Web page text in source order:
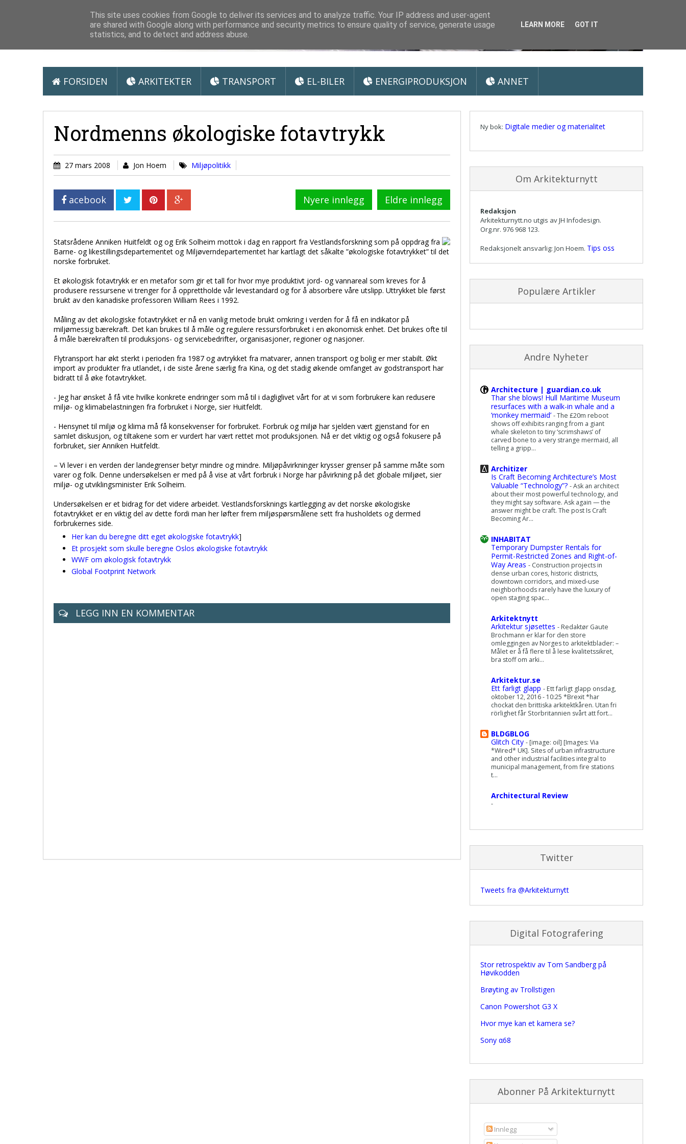
Arkitektur & Miljøteknologi
FORSIDEN ARKITEKTER TRANSPORT EL-BILER ENERGIPRODUKSJON ANNET
Nordmenns økologiske fotavtrykk
27 mars 2008 Jon Hoem Miljøpolitikk
acebook Nyere innlegg Eldre innlegg
Statsrådene Anniken Huitfeldt og og Erik Solheim mottok i dag en rapport fra Vestlandsforskning som på oppdrag fra
Barne- og likestillingsdepartementet og Miljøverndepartementet har kartlagt det såkalte ”økologiske fotavtrykket” til det
norske forbruket.
Et økologisk fotavtrykk er en metafor som gir et tall for hvor mye produktivt jord- og vannareal som kreves for å
produsere ressursene vi trenger for å opprettholde vår levestandard og for å absorbere våre utslipp. Uttrykket ble først
brukt av den kanadiske professoren William Rees i 1992.
Måling av det økologiske fotavtrykket er nå en vanlig metode brukt omkring i verden for å få en indikator på
miljømessig bærekraft. Det kan brukes til å måle og regulere ressursforbruket i en økonomisk enhet. Det brukes ofte til
å måle bærekraften til produksjons- og servicebedrifter, organisasjoner, regioner og nasjoner.
Flytransport har økt sterkt i perioden fra 1987 og avtrykket fra matvarer, annen transport og bolig er mer stabilt. Økt
import av produkter fra utlandet, i de siste årene særlig fra Kina, og det stadig økende omfanget av godstransport har
bidratt til å øke fotavtrykket.
- Jeg har ønsket å få vite hvilke konkrete endringer som må til i dagliglivet vårt for at vi som forbrukere kan redusere
miljø- og klimabelastningen fra forbruket i Norge, sier Huitfeldt.
- Hensynet til miljø og klima må få konsekvenser for forbruket. Forbruk og miljø har sjelden vært gjenstand for en
samlet diskusjon, og tiltakene som er vurdert har vært rettet mot produksjonen. Nå er det viktig og også fokusere på
forbruket, sier Anniken Huitfeldt.
– Vi lever i en verden der landegrenser betyr mindre og mindre. Miljøpåvirkninger krysser grenser på samme måte som
varer og folk. Denne undersøkelsen er med på å vise at vårt forbruk i Norge har påvirkning på det globale miljøet, sier
miljø- og utviklingsminister Erik Solheim.
Undersøkelsen er et bidrag for det videre arbeidet. Vestlandsforsknings kartlegging av det norske økologiske
fotavtrykket er en viktig del av dette fordi man her løfter frem miljøspørsmålene sett fra husholdets og dermed
forbrukernes side.
Her kan du beregne ditt eget økologiske fotavtrykk]
Et prosjekt som skulle beregne Oslos økologiske fotavtrykk
WWF om økologisk fotavtrykk
Global Footprint Network
LEGG INN EN KOMMENTAR
Ny bok: Digitale medier og materialitet
Om Arkitekturnytt
Redaksjon
Arkitekturnytt.no utgis av JH Infodesign.
Org.nr. 976 968 123.
Redaksjonelt ansvarlig: Jon Hoem. Tips oss
Populære Artikler
Andre Nyheter
Architecture | guardian.co.uk
Thar she blows! Hull Maritime Museum
resurfaces with a walk-in whale and a
‘monkey mermaid’ -The £20m reboot
shows off exhibits ranging from a giant
whale skeleton to tiny ‘scrimshaws’ of
carved bone to a very strange mermaid, all
telling a gripp...
Architizer
Is Craft Becoming Architecture’s Most
Valuable “Technology”? -Ask an architect
about their most powerful technology, and
they might say software. Ask again — the
answer might be craft. The post Is Craft
Becoming Ar...
INHABITAT
Temporary Dumpster Rentals for
Permit-Restricted Zones and Right-of-
Way Areas - Construction projects in
dense urban cores, historic districts,
downtown corridors, and mixed-use
neighborhoods rarely have the luxury of
open staging spac...
Arkitektnytt
Arkitektur sjøsettes - Redaktør Gaute
Brochmann er klar for den store
omleggingen av Norges to arkitektblader: –
Målet er å få flere til å lese kvalitetssikret,
bra stoff om arki...
Arkitektur.se
Ett farligt glapp - Ett farligt glapp onsdag,
oktober 12, 2016 - 10:25 *Brexit *har
chockat den brittiska arkitektkåren. Utan fri
rörlighet får Storbritannien svårt att fort...
BLDGBLOG
Glitch City - [image: oil] [Images: Via
*Wired* UK]. Sites of urban infrastructure
and other industrial facilities integral to
municipal management, from fire stations
t...
Architectural Review
-
Twitter
Tweets fra @Arkitekturnytt
Digital Fotografering
Stor retrospektiv av Tom Sandberg på
Høvikodden
Brøyting av Trollstigen
Canon Powershot G3 X
Hvor mye kan et kamera se?
Sony α68
Abonner På Arkitekturnytt
Innlegg
This site uses cookies from Google to deliver its services and to analyze traffic. Your IP address and user-agent
are shared with Google along with performance and security metrics to ensure quality of service, generate usage
statistics, and to detect and address abuse.
LEARN MORE GOT IT